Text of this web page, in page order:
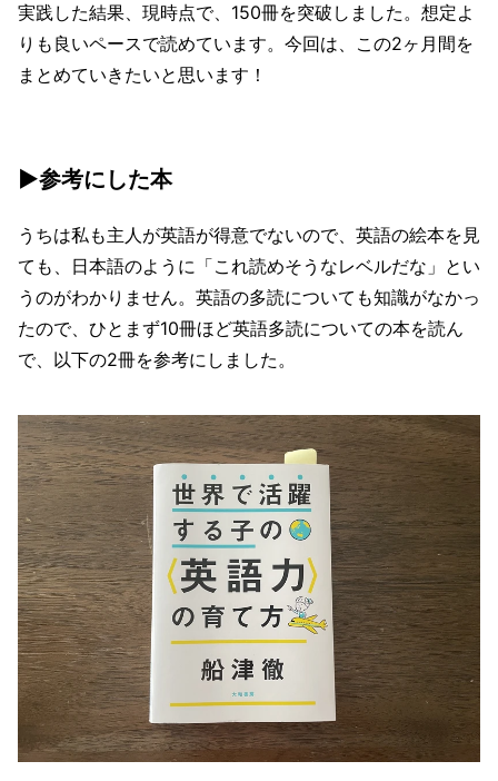
実践した結果、現時点で、150冊を突破しました。想定よ
りも良いペースで読めています。今回は、この2ヶ月間を
まとめていきたいと思います！
▶参考にした本
うちは私も主人が英語が得意でないので、英語の絵本を見
ても、日本語のように「これ読めそうなレベルだな」とい
うのがわかりません。英語の多読についても知識がなかっ
たので、ひとまず10冊ほど英語多読についての本を読ん
で、以下の2冊を参考にしました。